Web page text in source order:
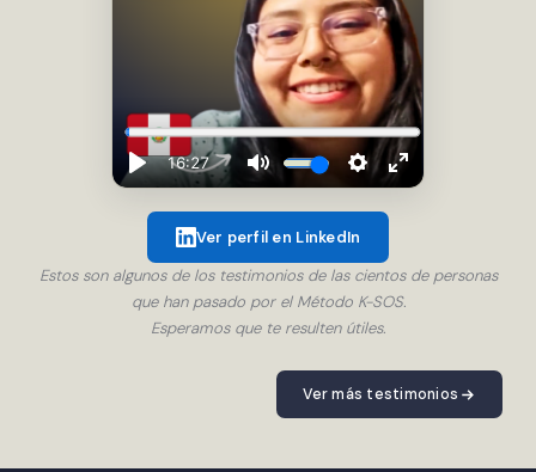
Ver perfil en LinkedIn
Estos son algunos de los testimonios de las cientos de personas
que han pasado por el Método K-SOS.
Esperamos que te resulten útiles.
Ver más testimonios